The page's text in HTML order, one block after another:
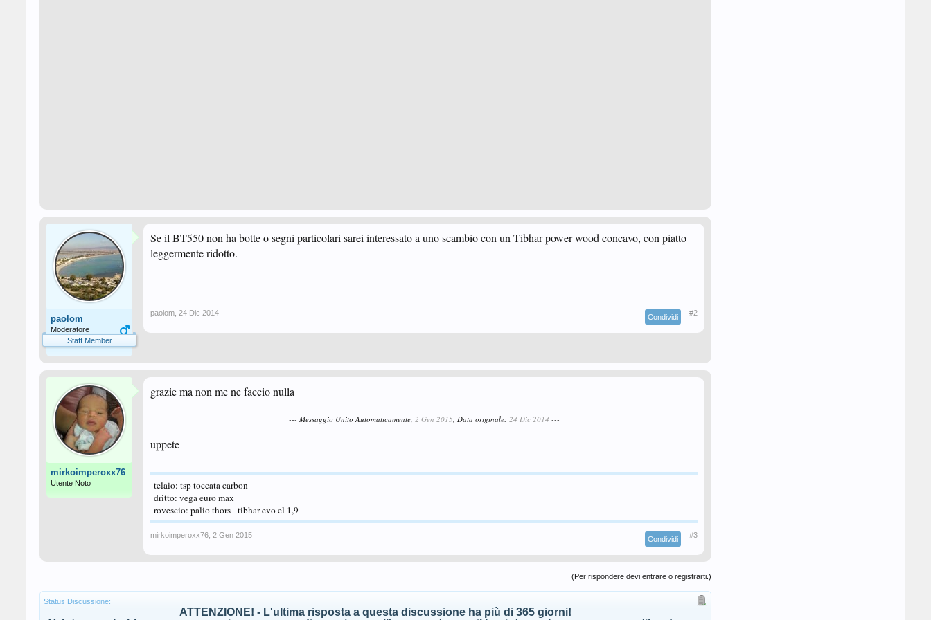
paolom
Moderatore
Staff Member
Se il BT550 non ha botte o segni particolari sarei interessato a uno scambio con un Tibhar power wood concavo, con piatto
leggermente ridotto.
paolom 24 Dic 2014 Condividi #2
mirkoimperoxx76
Utente Noto
grazie ma non me ne faccio nulla
--- Messaggio Unito Automaticamente, 2 Gen 2015, Data originale: 24 Dic 2014 ---
uppete
telaio: tsp toccata carbon
dritto: vega euro max
rovescio: palio thors - tibhar evo el 1,9
mirkoimperoxx76 2 Gen 2015 Condividi #3
(Per rispondere devi entrare o registrarti.)
Status Discussione:
ATTENZIONE! - L'ultima risposta a questa discussione ha più di 365 giorni!